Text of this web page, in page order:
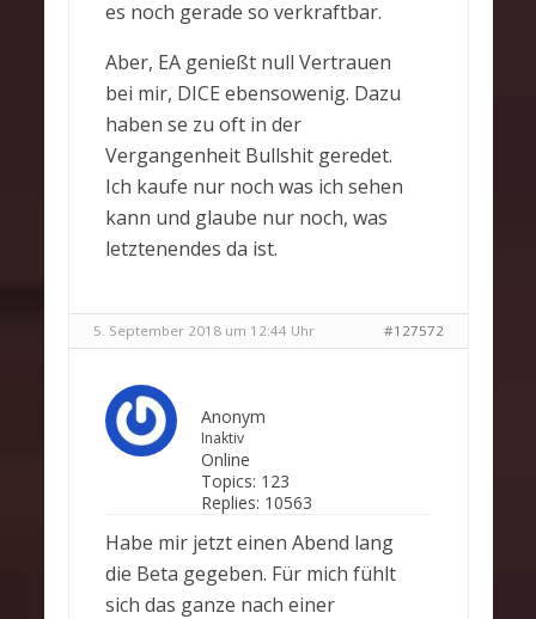
es noch gerade so verkraftbar.
Aber, EA genießt null Vertrauen
bei mir, DICE ebensowenig. Dazu
haben se zu oft in der
Vergangenheit Bullshit geredet.
Ich kaufe nur noch was ich sehen
kann und glaube nur noch, was
letztenendes da ist.
5. September 2018 um 12:44 Uhr #127572
Anonym
Inaktiv
Online
Topics: 123
Replies: 10563
Habe mir jetzt einen Abend lang
die Beta gegeben. Für mich fühlt
sich das ganze nach einer